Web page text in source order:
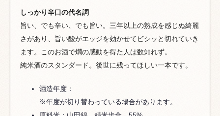
しっかり辛口の代名詞
旨い、でも辛い、でも旨い。三年以上の熟成を感じぬ綺麗
さがあり、旨い酸がエッジを効かせてビシッと切れていき
ます。このお酒で燗の感動を得た人は数知れず。
純米酒のスタンダード。後世に残ってほしい一本です。
酒造年度：
※年度が切り替わっている場合があります。